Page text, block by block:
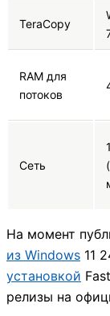
TeraCopy
RAM для
потоков
Сеть
На момент
из Windows 11
установкой
релизы на